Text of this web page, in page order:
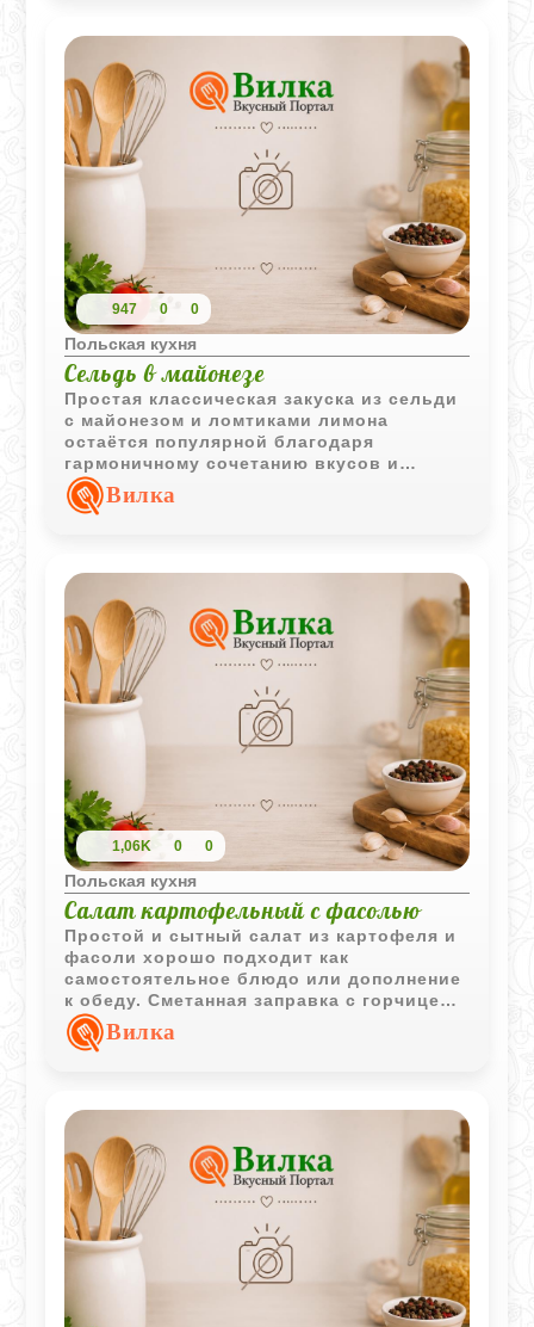
947 0 0
Польская кухня
Сельдь в майонезе
Простая классическая закуска из сельди
с майонезом и ломтиками лимона
остаётся популярной благодаря
гармоничному сочетанию вкусов и
быстрой подаче. Отличный вариант для
повседневного и праздничного стола.
Вилка
1,06K 0 0
Польская кухня
Салат картофельный с фасолью
Простой и сытный салат из картофеля и
фасоли хорошо подходит как
самостоятельное блюдо или дополнение
к обеду. Сметанная заправка с горчицей
делает вкус более выразительным и
гармоничным.
Вилка